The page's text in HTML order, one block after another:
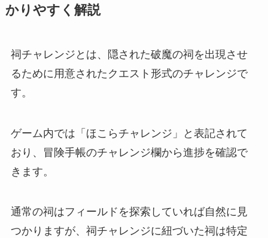
かりやすく解説
祠チャレンジとは、隠された破魔の祠を出現させ
るために用意されたクエスト形式のチャレンジで
す。
ゲーム内では「ほこらチャレンジ」と表記されて
おり、冒険手帳のチャレンジ欄から進捗を確認で
きます。
通常の祠はフィールドを探索していれば自然に見
つかりますが、祠チャレンジに紐づいた祠は特定